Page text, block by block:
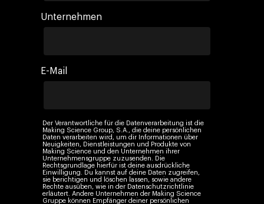
Unternehmen
E-Mail
Der Verantwortliche für die Datenverarbeitung ist die
Making Science Group, S.A., die deine persönlichen
Daten verarbeiten wird, um dir Informationen über
Neuigkeiten, Dienstleistungen und Produkte von
Making Science und den Unternehmen ihrer
Unternehmensgruppe zuzusenden. Die
Rechtsgrundlage hierfür ist deine ausdrückliche
Einwilligung. Du kannst auf deine Daten zugreifen,
sie berichtigen und löschen lassen, sowie andere
Rechte ausüben, wie in der Datenschutzrichtlinie
erläutert. Andere Unternehmen der Making Science
Gruppe können Empfänger deiner persönlichen